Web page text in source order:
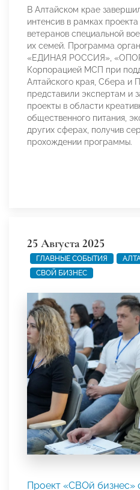
В Алтайском крае
интенсив в рамках
ветеранов специальной
их семей. Программа
«ЕДИНАЯ РОССИЯ»,
Корпорацией МСП при
Алтайского края, Сбера и
представили экспертам и
проекты в области
общественного питания,
других сферах, получив
прохождении программы.
25 Августа 2025
ГЛАВНЫЕ СОБЫТИЯ
СВОЙ БИЗНЕС
Проект «СВОй бизнес»